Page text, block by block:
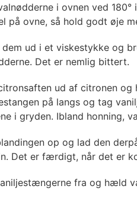
i ovnen ved
på ovne, så hold godt øje
ud i et viskestykke og
Det er nemlig bittert.
ud af citronen
på langs og tag
i gryden. Ibland honning,
op og lad den
Det er færdigt, når det er
fra og hæld